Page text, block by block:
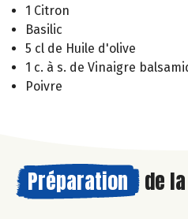
1 Citron
Basilic
5 cl de Huile d'olive
1 c. à s. de Vinaigre
Poivre
Préparation de la